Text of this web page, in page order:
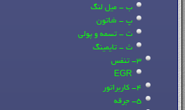
ب - میل لنگ
پ - شاتون
ت - تسمه و پولی
ث - تایمینگ
3- تنفس
EGR
4- کاربراتور
5- جرقه